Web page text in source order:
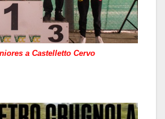
a Castelletto Cervo